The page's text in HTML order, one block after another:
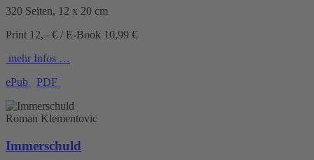
320 Seiten, 12 x 20 cm
Print 12,– € / E-Book 10,99 €
mehr Infos …
ePub
PDF
Roman Klementovic
Immerschuld